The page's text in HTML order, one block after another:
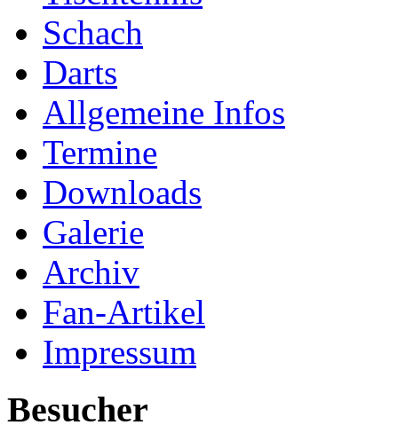
Schach
Darts
Allgemeine Infos
Termine
Downloads
Galerie
Archiv
Fan-Artikel
Impressum
Besucher